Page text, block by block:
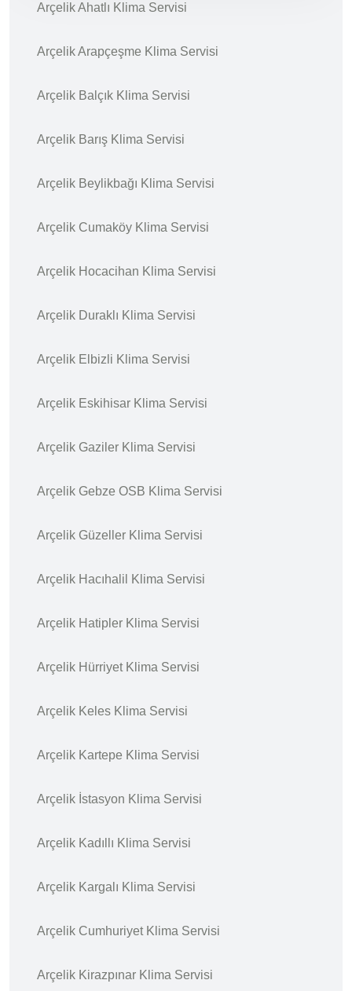
Arçelik Ahatlı Klima Servisi
Arçelik Arapçeşme Klima Servisi
Arçelik Balçık Klima Servisi
Arçelik Barış Klima Servisi
Arçelik Beylikbağı Klima Servisi
Arçelik Cumaköy Klima Servisi
Arçelik Hocacihan Klima Servisi
Arçelik Duraklı Klima Servisi
Arçelik Elbizli Klima Servisi
Arçelik Eskihisar Klima Servisi
Arçelik Gaziler Klima Servisi
Arçelik Gebze OSB Klima Servisi
Arçelik Güzeller Klima Servisi
Arçelik Hacıhalil Klima Servisi
Arçelik Hatipler Klima Servisi
Arçelik Hürriyet Klima Servisi
Arçelik Keles Klima Servisi
Arçelik Kartepe Klima Servisi
Arçelik İstasyon Klima Servisi
Arçelik Kadıllı Klima Servisi
Arçelik Kargalı Klima Servisi
Arçelik Cumhuriyet Klima Servisi
Arçelik Kirazpınar Klima Servisi